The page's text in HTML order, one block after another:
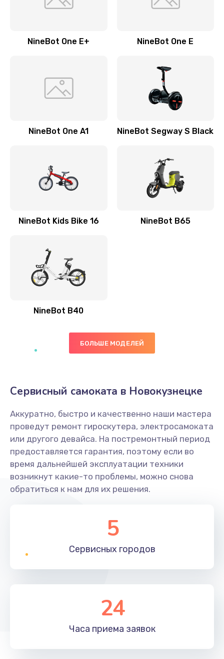
NineBot One E+ NineBot One E
NineBot One A1 NineBot Segway S Black
NineBot Kids Bike 16 NineBot B65
NineBot B40
БОЛЬШЕ МОДЕЛЕЙ
Сервисный самоката в Новокузнецке
Аккуратно, быстро и качественно наши мастера
проведут ремонт гироскутера, электросамоката
или другого девайса. На постремонтный период
предоставляется гарантия, поэтому если во
время дальнейшей эксплуатации техники
возникнут какие-то проблемы, можно снова
обратиться к нам для их решения.
5
Сервисных городов
24
Часа приема заявок